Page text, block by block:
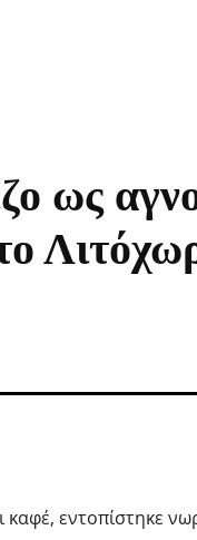
ως
καφέ, εντοπίστηκε